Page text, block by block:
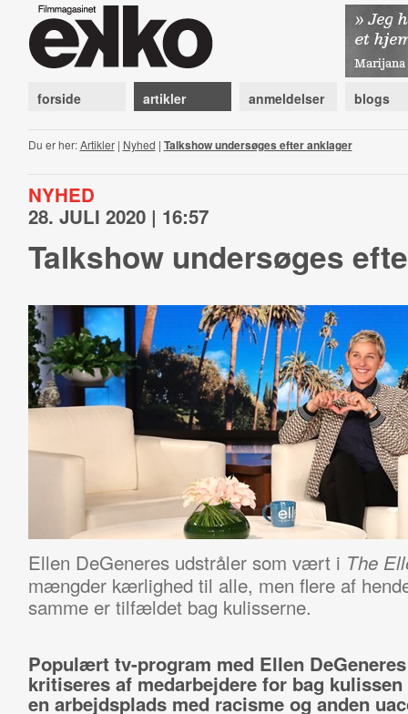
forside artikler anmeldelser blogs
Du er her:Artikler| Nyhed | Talkshow undersøges efter anklager
NYHED
28. JULI 2020 | 16:57
Talkshow undersøges
Ellen DeGeneres udstråler som vært i The
mængder kærlighed til alle, men flere af
samme er tilfældet bag kulisserne.
Populært tv-program med Ellen
kritiseres af medarbejdere for bag
en arbejdsplads med racisme og anden